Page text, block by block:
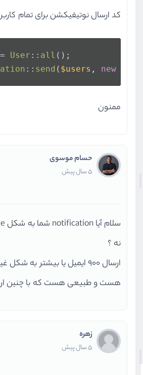
کد ارسال نوتیفیکشن برای تمام
= User :: all ();
:: send ( $users , new
ممنون
حسام موسوی
5 سال پیش
نه ؟
هست و طبیعی هست که با چنین
زهره
5 سال پیش